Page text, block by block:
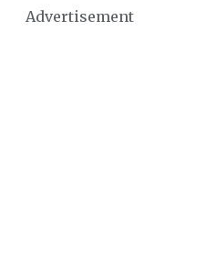
Advertisement